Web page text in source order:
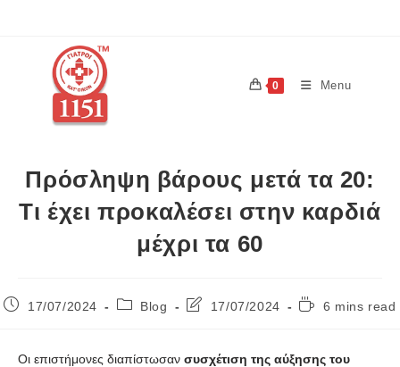
0 Menu
Πρόσληψη βάρους μετά τα 20:
Τι έχει προκαλέσει στην καρδιά
μέχρι τα 60
17/07/2024 Blog 17/07/2024 6 mins read
Οι επιστήμονες διαπίστωσαν συσχέτιση της αύξησης του